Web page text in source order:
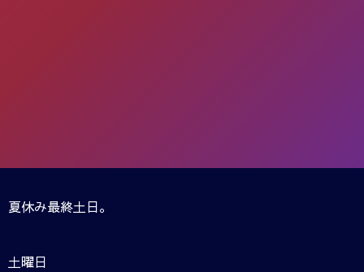
夏休み最終土日。
土曜日